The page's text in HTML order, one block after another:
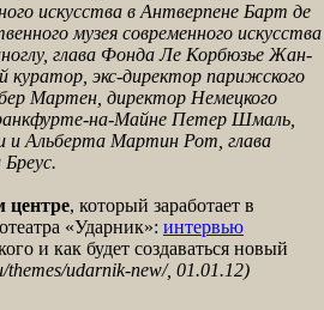
искусства в Антверпене Барт де
музея современного искусства
глава Фонда Ле Корбюзье Жан-
экс-директор парижского
Мартен, директор Немецкого
на-Майне Петер Шмаль,
и Альберта Мартин Рот, глава
центре, который заработает в
«Ударник»: интервью
и как будет создаваться новый
udarnik-new/, 01.01.12)